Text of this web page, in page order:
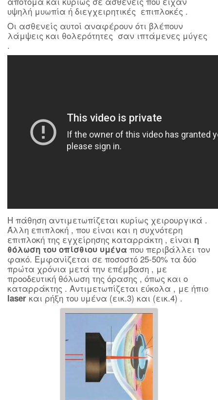
υψηλή μυωπία ή διεγχειρητικές επιπλοκές .
Οι ασθενείς αυτοί αναφέρουν ότι βλέπουν
λάμψεις και θολερότητες σαν ιπτάμενες μύγες
.
Η πάθηση αντιμετωπίζεται κυρίως χειρουργικά .
Άλλη επιπλοκή , που είναι και η συχνότερη
επιπλοκή της εγχείρησης καταρράκτη , είναι η
θόλωση του οπίσθιου υμένα που περιβάλλει τον
φακό. Εμφανίζεται σε ποσοστό 25-50% τα δύο
πρώτα χρόνια μετά την επέμβαση , με
προοδευτική θόλωση της όρασης , όπως και ο
καταρράκτης . Αντιμετωπίζεται εύκολα , με ήπιο
laser και ρήξη του υμένα (εικ.3) και (εικ.4) .